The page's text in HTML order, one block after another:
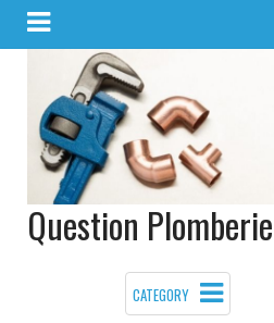
Question Plomberie
CATEGORY